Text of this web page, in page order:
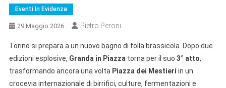
Eventi In Evidenza
29 Maggio 2026 Pietro Peroni
Torino si prepara a un nuovo bagno di folla brassicola. Dopo due
edizioni esplosive, Granda in Piazza torna per il suo 3° atto,
trasformando ancora una volta Piazza dei Mestieri in un
crocevia internazionale di birrifici, culture, fermentazioni e